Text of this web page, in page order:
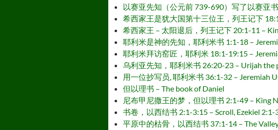
以赛亚先知（公元前 739-690）写了以赛亚
希西家王是犹大国第十三位王，列王记下
希西家王 – 太阳退后，列王记下 20:1-11 –
耶利米是神的先知，耶利米书 1:1-18 –
耶利米拜访窑匠，耶利米 18:1-19:15 –
乌利亚先知，耶利米书 26:20-23 – Urijah the
用一位抄写员, 耶利米书 36:1-32 – Jeremiah
但以理书 – The book of Daniel
尼布甲尼撒王的梦，但以理书 2:1-49 – King
书卷，以西结书 2:1-3:15 – Scroll, Ezekiel 2:1-
平原中的枯骨，以西结书 37:1-14 – The